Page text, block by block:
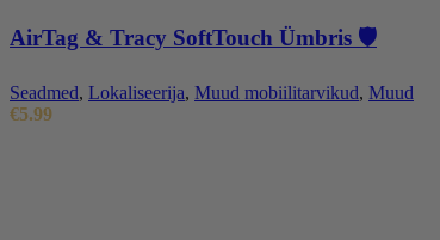
AirTag & Tracy SoftTouch Ümbris 🛡️
Seadmed, Lokaliseerija, Muud mobiilitarvikud, Muud
€5.99